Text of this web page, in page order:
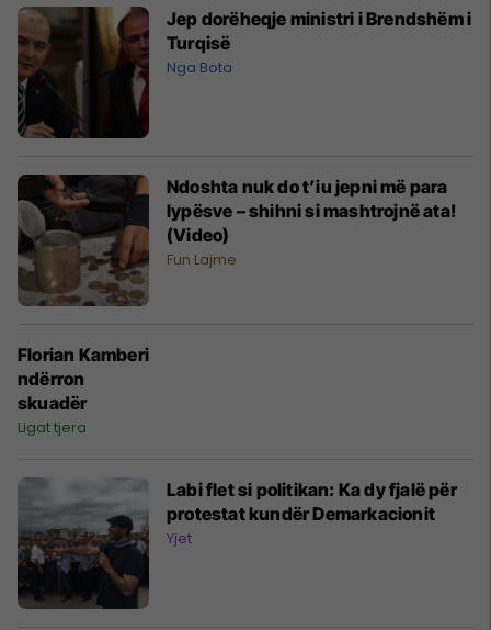
Jep dorëheqje ministri i Brendshëm i
Turqisë
Nga Bota
Ndoshta nuk do t’iu jepni më para
lypësve – shihni si mashtrojnë ata!
(Video)
Fun Lajme
Florian Kamberi
ndërron
skuadër
Ligat tjera
Labi flet si politikan: Ka dy fjalë për
protestat kundër Demarkacionit
Yjet